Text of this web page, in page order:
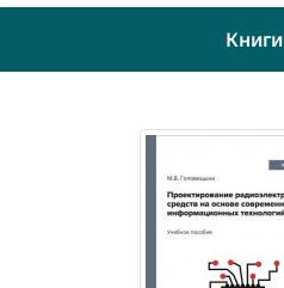
Книги